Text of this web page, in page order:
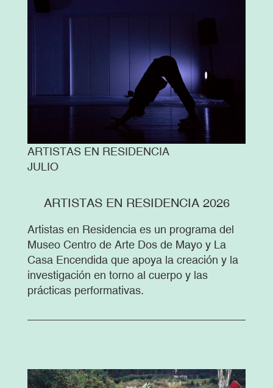
ARTISTAS EN RESIDENCIA
JULIO
ARTISTAS EN RESIDENCIA 2026
Artistas en Residencia es un programa del
Museo Centro de Arte Dos de Mayo y La
Casa Encendida que apoya la creación y la
investigación en torno al cuerpo y las
prácticas performativas.